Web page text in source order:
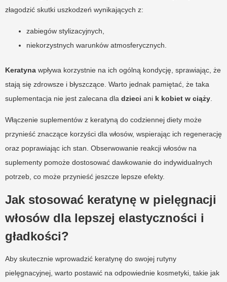
złagodzić skutki uszkodzeń wynikających z:
zabiegów stylizacyjnych,
niekorzystnych warunków atmosferycznych.
Keratyna wpływa korzystnie na ich ogólną kondycję, sprawiając, że
stają się zdrowsze i błyszczące. Warto jednak pamiętać, że taka
suplementacja nie jest zalecana dla dzieci ani k kobiet w ciąży
Włączenie suplementów z keratyną do codziennej diety może
przynieść znaczące korzyści dla włosów, wspierając ich regenerację
oraz poprawiając ich stan. Obserwowanie reakcji włosów na
suplementy pomoże dostosować dawkowanie do indywidualnych
potrzeb, co może przynieść jeszcze lepsze efekty.
Jak stosować keratynę w pielęgnacji
włosów dla lepszej elastyczności i
gładkości?
Aby skutecznie wprowadzić keratynę do swojej rutyny
pielęgnacyjnej, warto postawić na odpowiednie kosmetyki, takie jak